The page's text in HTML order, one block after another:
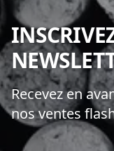
Recevez en
nos ventes